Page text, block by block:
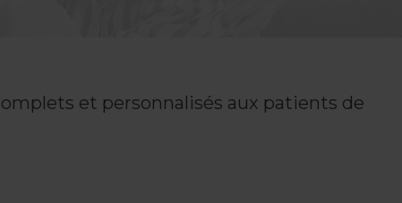
et personnalisés aux patients de